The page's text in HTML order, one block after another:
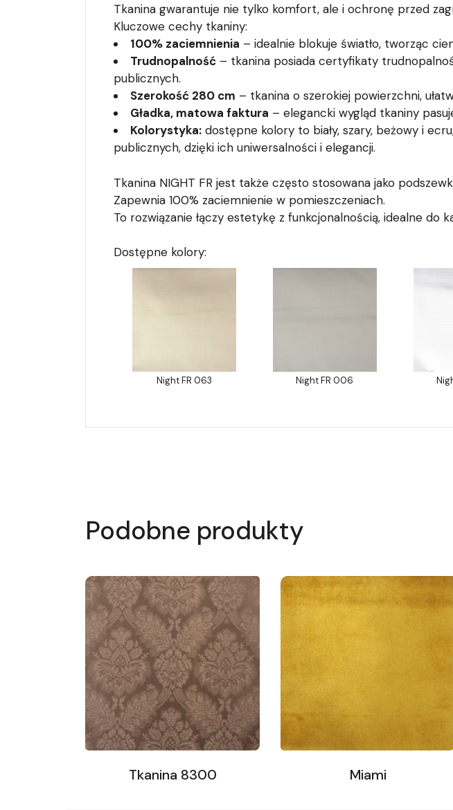
Tkanina gwarantuje nie tylko komfort, ale i ochronę przed
Kluczowe cechy tkaniny:
100% zaciemnienia – idealnie blokuje światło, tworząc
Trudnopalność – tkanina posiada certyfikaty
publicznych.
Szerokość 280 cm – tkanina o szerokiej powierzchni,
Gładka, matowa faktura – elegancki wygląd tkaniny
Kolorystyka: dostępne kolory to biały, szary, beżowy i
publicznych, dzięki ich uniwersalności i elegancji.
Tkanina NIGHT FR jest także często stosowana jako
Zapewnia 100% zaciemnienie w pomieszczeniach.
To rozwiązanie łączy estetykę z funkcjonalnością, idealne
Dostępne kolory:
Night FR 063 Night FR 006
Podobne produkty
Tkanina 8300 Miami